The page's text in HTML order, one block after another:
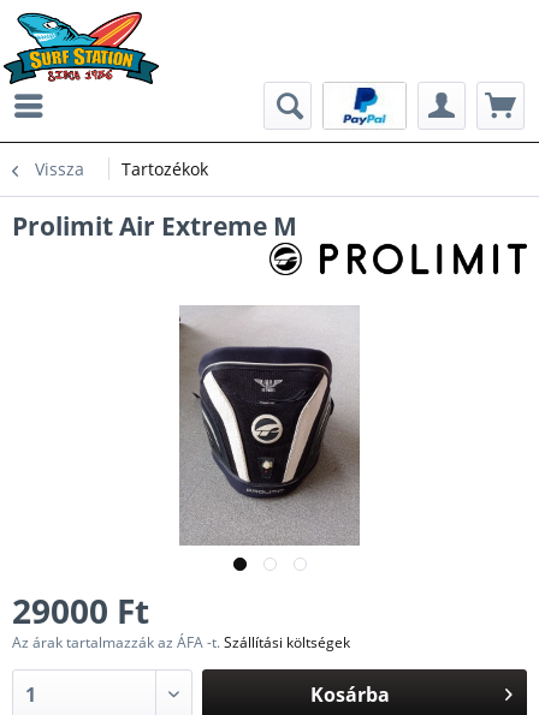
Vissza Tartozékok
Prolimit Air Extreme M
29000 Ft
Az árak tartalmazzák az ÁFA -t.Szállítási költségek
Kosárba